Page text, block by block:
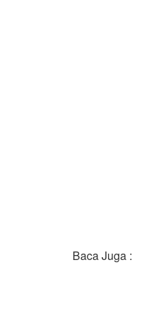
Baca Juga :